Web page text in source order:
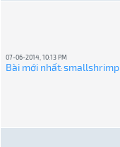
07-06-2014, 10:13 PM
Bài mới nhất:smallshrimp